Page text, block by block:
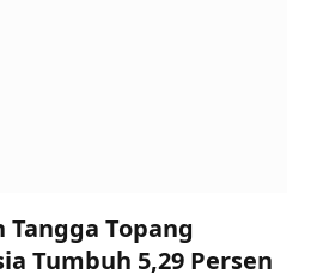
Tangga Topang
Tumbuh 5,29 Persen